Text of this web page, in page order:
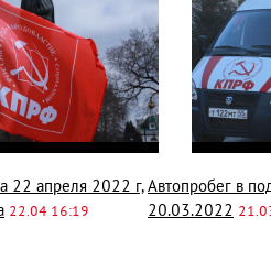
22 апреля 2022 г,
22.04 16:19
Автопробег в
20.03.2022